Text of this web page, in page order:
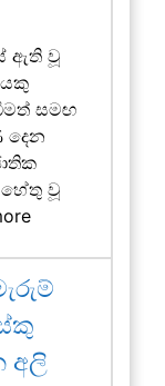
ඇති වූ
සමඟ
දෙන
වූ
අලි